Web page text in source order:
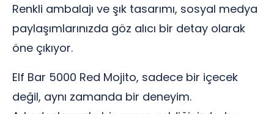
Renkli ambalajı ve şık tasarımı, sosyal medya
paylaşımlarınızda göz alıcı bir detay olarak
öne çıkıyor.
Elf Bar 5000 Red Mojito, sadece bir içecek
değil, aynı zamanda bir deneyim.